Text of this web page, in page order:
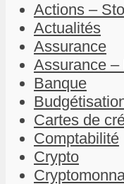
Actions –
Actualités
Assurance
Assurance
Banque
Cartes de
Comptabilité
Crypto